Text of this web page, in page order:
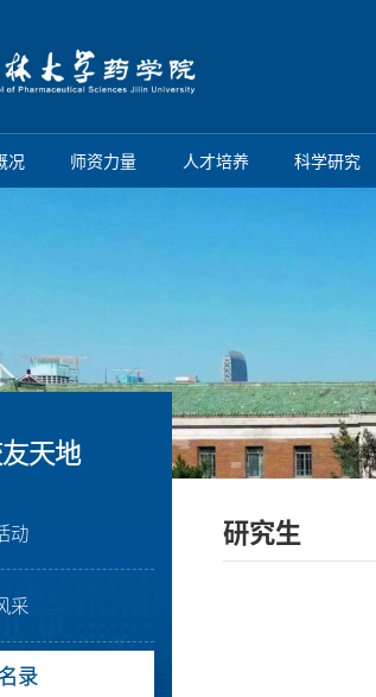
况 师资力量 人才培养 科学研究
天地
动
采
录
研究生